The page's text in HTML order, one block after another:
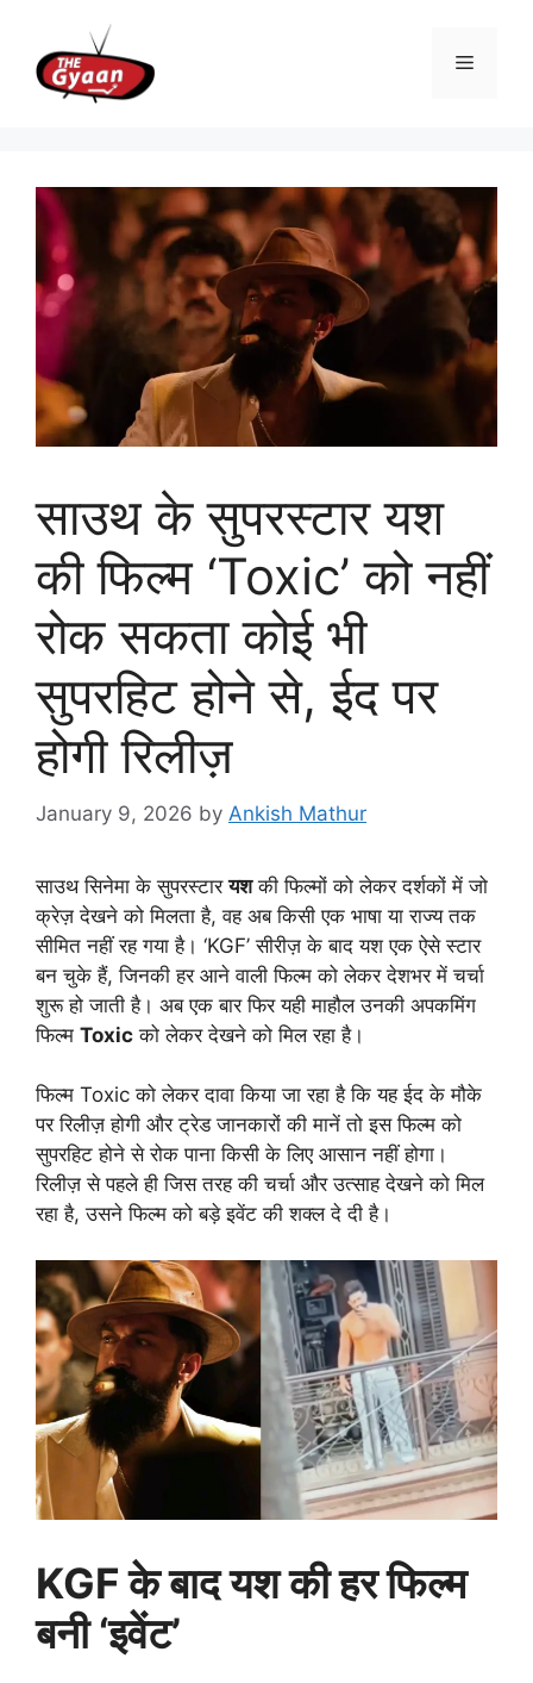
content
Menu
साउथ के सुपरस्टार यश
की फिल्म ‘Toxic’ को नहीं
रोक सकता कोई भी
सुपरहिट होने से, ईद पर
होगी रिलीज़
January 9, 2026 by Ankish Mathur
साउथ सिनेमा के सुपरस्टारयशकी फिल्मों को लेकर दर्शकों में जो
क्रेज़ देखने को मिलता है, वह अब किसी एक भाषा या राज्य तक
सीमित नहीं रह गया है। ‘KGF’ सीरीज़ के बाद यश एक ऐसे स्टार
बन चुके हैं, जिनकी हर आने वाली फिल्म को लेकर देशभर में चर्चा
शुरू हो जाती है। अब एक बार फिर यही माहौल उनकी अपकमिंग
फिल्म Toxic को लेकर देखने को मिल रहा है।
फिल्म Toxic को लेकर दावा किया जा रहा है कि यह ईद के मौके
पर रिलीज़ होगी और ट्रेड जानकारों की मानें तो इस फिल्म को
सुपरहिट होने से रोक पाना किसी के लिए आसान नहीं होगा।
रिलीज़ से पहले ही जिस तरह की चर्चा और उत्साह देखने को मिल
रहा है, उसने फिल्म को बड़े इवेंट की शक्ल दे दी है।
KGF के बाद यश की हर फिल्म
बनी ‘इवेंट’